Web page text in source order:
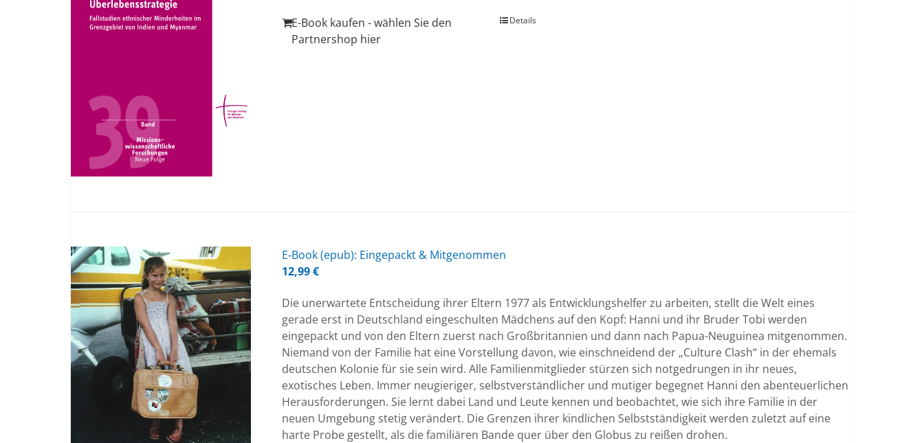
E-Book kaufen - wählen Sie den
Partnershop hier
Details
E‑Book (epub): Ein­ge­packt & Mit­ge­nom­men
12,99€
Die unerwartete Entscheidung ihrer Eltern 1977 als Entwicklungshelfer zu arbeiten, stellt die Welt eines
gerade erst in Deutschland eingeschulten Mädchens auf den Kopf: Hanni und ihr Bruder Tobi werden
eingepackt und von den Eltern zuerst nach Großbritannien und dann nach Papua-Neuguinea mitgenommen.
Niemand von der Familie hat eine Vorstellung davon, wie einschneidend der „Culture Clash“ in der ehemals
deutschen Kolonie für sie sein wird. Alle Familienmitglieder stürzen sich notgedrungen in ihr neues,
exotisches Leben. Immer neugieriger, selbstverständlicher und mutiger begegnet Hanni den abenteuerlichen
Herausforderungen. Sie lernt dabei Land und Leute kennen und beobachtet, wie sich ihre Familie in der
neuen Umgebung stetig verändert. Die Grenzen ihrer kindlichen Selbstständigkeit werden zuletzt auf eine
harte Probe gestellt, als die familiären Bande quer über den Globus zu reißen drohen.